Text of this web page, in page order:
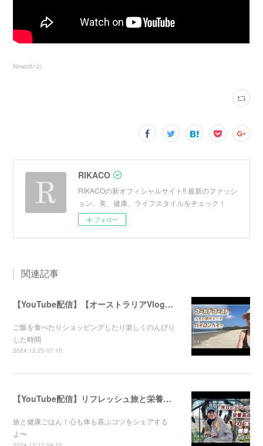
News(612)
RIKACO
RIKACOの新オフィシャルサイト‼︎ 最新のファッシ
ョン、美、健康、ライフスタイルをチェック！
フォロー
関連記事
【YouTube配信】【オーストラリアVlog】オシャレで人気のバイロンベイ〜
ご飯を食べたりショッピングしたり楽しくのんびり
した時間
2024.12.20 07:15
【YouTube配信】リフレッシュ旅と栄養満点ごはん！心と体が喜ぶ健康のコツ
旅と健康ごはん！心も体も喜ぶコツをシェアする
よ〜